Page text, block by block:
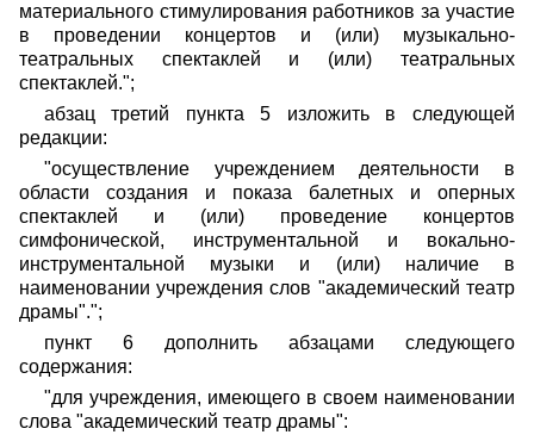
материального стимулирования работников за участие
в проведении концертов и (или) музыкально-
театральных спектаклей и (или) театральных
спектаклей.";
абзац третий пункта 5 изложить в следующей
редакции:
"осуществление учреждением деятельности в
области создания и показа балетных и оперных
спектаклей и (или) проведение концертов
симфонической, инструментальной и вокально-
инструментальной музыки и (или) наличие в
наименовании учреждения слов "академический театр
драмы".";
пункт 6 дополнить абзацами следующего
содержания:
"для учреждения, имеющего в своем наименовании
слова "академический театр драмы":